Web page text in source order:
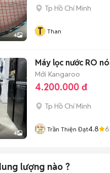
4
Tp Hồ Chí Minh
T Than
4
Máy lọc nước RO
Mới Kangaroo
4.200.000 đ
Tp Hồ Chí Minh
Trần Thiện Đạt4.8
lượng nào ?